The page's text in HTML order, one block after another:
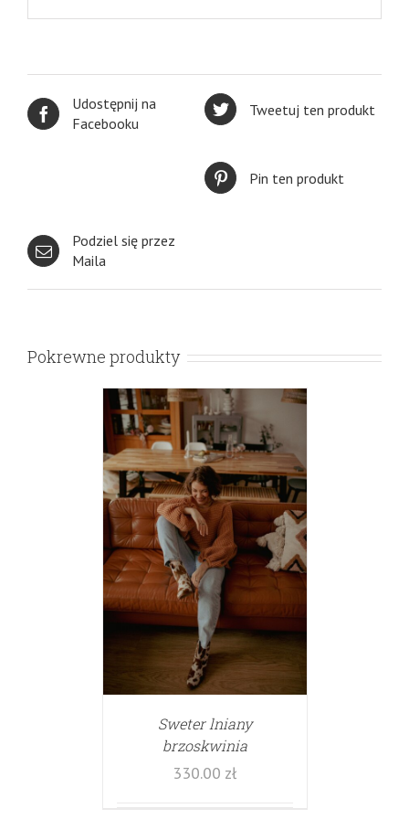
Udostępnij na
Facebooku
Tweetuj ten produkt
Pin ten produkt
Podziel się przez
Maila
Pokrewne produkty
Sweter lniany
brzoskwinia
330.00 zł